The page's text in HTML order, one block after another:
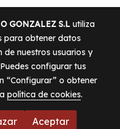
GONZALEZ S.L utiliza
para obtener datos
nuestros usuarios y
configurar tus
“Configurar” o obtener
política de cookies.
Aceptar